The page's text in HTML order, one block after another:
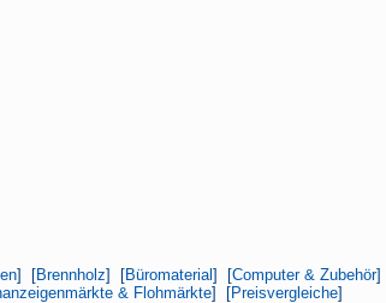
] [Brennholz] [Büromaterial] [Computer & Zubehör]
& Flohmärkte] [Preisvergleiche]